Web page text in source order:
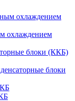
охлаждением
охлаждением
блоки (ККБ)
блоки